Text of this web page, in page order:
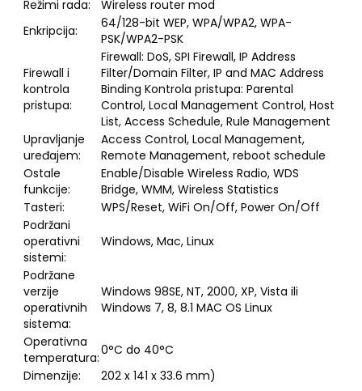
Režimi rada:
Wireless router mod
Enkripcija:
64/128-bit WEP, WPA/WPA2, WPA-
PSK/WPA2-PSK
Firewall i
kontrola
pristupa:
Firewall: DoS, SPI Firewall, IP Address
Filter/Domain Filter, IP and MAC Address
Binding Kontrola pristupa: Parental
Control, Local Management Control, Host
List, Access Schedule, Rule Management
Upravljanje
uređajem:
Access Control, Local Management,
Remote Management, reboot schedule
Ostale
funkcije:
Enable/Disable Wireless Radio, WDS
Bridge, WMM, Wireless Statistics
Tasteri:
WPS/Reset, WiFi On/Off, Power On/Off
Podržani
operativni
sistemi:
Windows, Mac, Linux
Podržane
verzije
operativnih
sistema:
Windows 98SE, NT, 2000, XP, Vista ili
Windows 7, 8, 8.1 MAC OS Linux
Operativna
temperatura:0°C do 40°C
Dimenzije:
202 x 141 x 33.6 mm)